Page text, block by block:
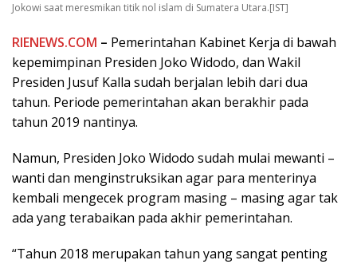
Jokowi saat meresmikan titik nol islam di Sumatera Utara.[IST]
RIENEWS.COM – Pemerintahan Kabinet Kerja di bawah
kepemimpinan Presiden Joko Widodo, dan Wakil
Presiden Jusuf Kalla sudah berjalan lebih dari dua
tahun. Periode pemerintahan akan berakhir pada
tahun 2019 nantinya.
Namun, Presiden Joko Widodo sudah mulai mewanti –
wanti dan menginstruksikan agar para menterinya
kembali mengecek program masing – masing agar tak
ada yang terabaikan pada akhir pemerintahan.
“Tahun 2018 merupakan tahun yang sangat penting